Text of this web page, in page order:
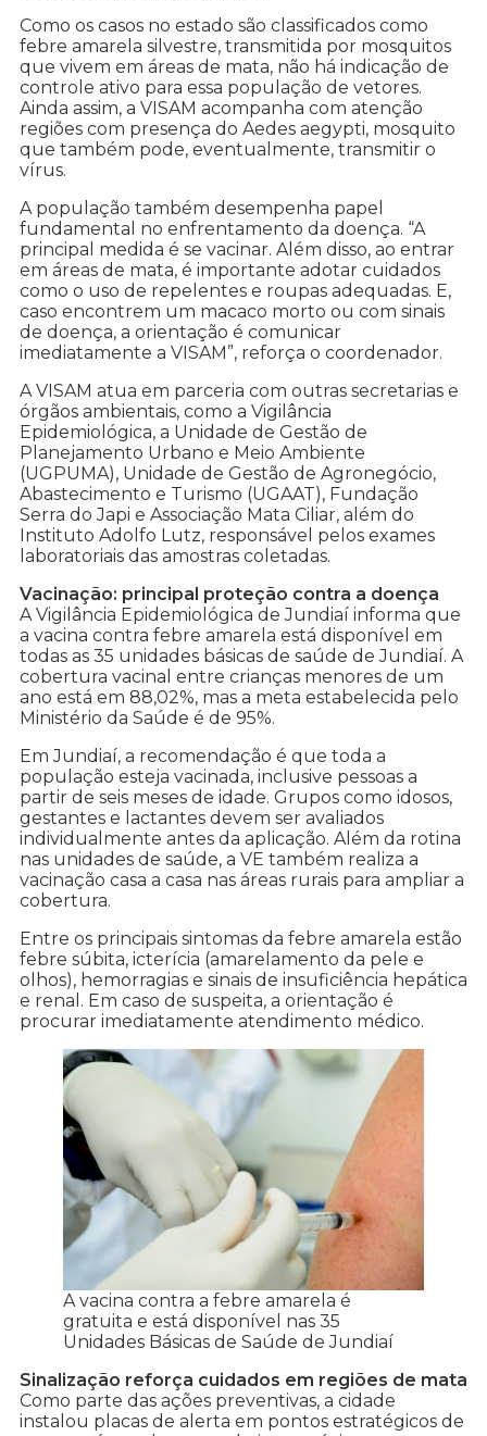
Como os casos no estado são classificados como
febre amarela silvestre, transmitida por mosquitos
que vivem em áreas de mata, não há indicação de
controle ativo para essa população de vetores.
Ainda assim, a VISAM acompanha com atenção
regiões com presença do Aedes aegypti, mosquito
que também pode, eventualmente, transmitir o
vírus.
A população também desempenha papel
fundamental no enfrentamento da doença. “A
principal medida é se vacinar. Além disso, ao entrar
em áreas de mata, é importante adotar cuidados
como o uso de repelentes e roupas adequadas. E,
caso encontrem um macaco morto ou com sinais
de doença, a orientação é comunicar
imediatamente a VISAM”, reforça o coordenador.
A VISAM atua em parceria com outras secretarias e
órgãos ambientais, como a Vigilância
Epidemiológica, a Unidade de Gestão de
Planejamento Urbano e Meio Ambiente
(UGPUMA), Unidade de Gestão de Agronegócio,
Abastecimento e Turismo (UGAAT), Fundação
Serra do Japi e Associação Mata Ciliar, além do
Instituto Adolfo Lutz, responsável pelos exames
laboratoriais das amostras coletadas.
Vacinação: principal proteção contra a doença
A Vigilância Epidemiológica de Jundiaí informa que
a vacina contra febre amarela está disponível em
todas as 35 unidades básicas de saúde de Jundiaí. A
cobertura vacinal entre crianças menores de um
ano está em 88,02%, mas a meta estabelecida pelo
Ministério da Saúde é de 95%.
Em Jundiaí, a recomendação é que toda a
população esteja vacinada, inclusive pessoas a
partir de seis meses de idade. Grupos como idosos,
gestantes e lactantes devem ser avaliados
individualmente antes da aplicação. Além da rotina
nas unidades de saúde, a VE também realiza a
vacinação casa a casa nas áreas rurais para ampliar a
cobertura.
Entre os principais sintomas da febre amarela estão
febre súbita, icterícia (amarelamento da pele e
olhos), hemorragias e sinais de insuficiência hepática
e renal. Em caso de suspeita, a orientação é
procurar imediatamente atendimento médico.
A vacina contra a febre amarela é
gratuita e está disponível nas 35
Unidades Básicas de Saúde de Jundiaí
Sinalização reforça cuidados em regiões de mata
Como parte das ações preventivas, a cidade
instalou placas de alerta em pontos estratégicos de